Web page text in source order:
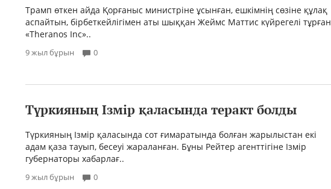
Трамп өткен айда Қорғаныс министріне ұсынған, ешкімнің сөзіне құлақ
аспайтын, бірбеткейлігімен аты шыққан Жеймс Маттис күйрегелі тұрған
«Theranos Inc»..
9 жыл бұрын 0
Түркияның Ізмір қаласында теракт болды
Түркияның Ізмір қаласында сот ғимаратында болған жарылыстан екі
адам қаза тауып, бесеуі жараланған. Бұны Рейтер агенттігіне Ізмір
губернаторы хабарлағ..
9 жыл бұрын 0